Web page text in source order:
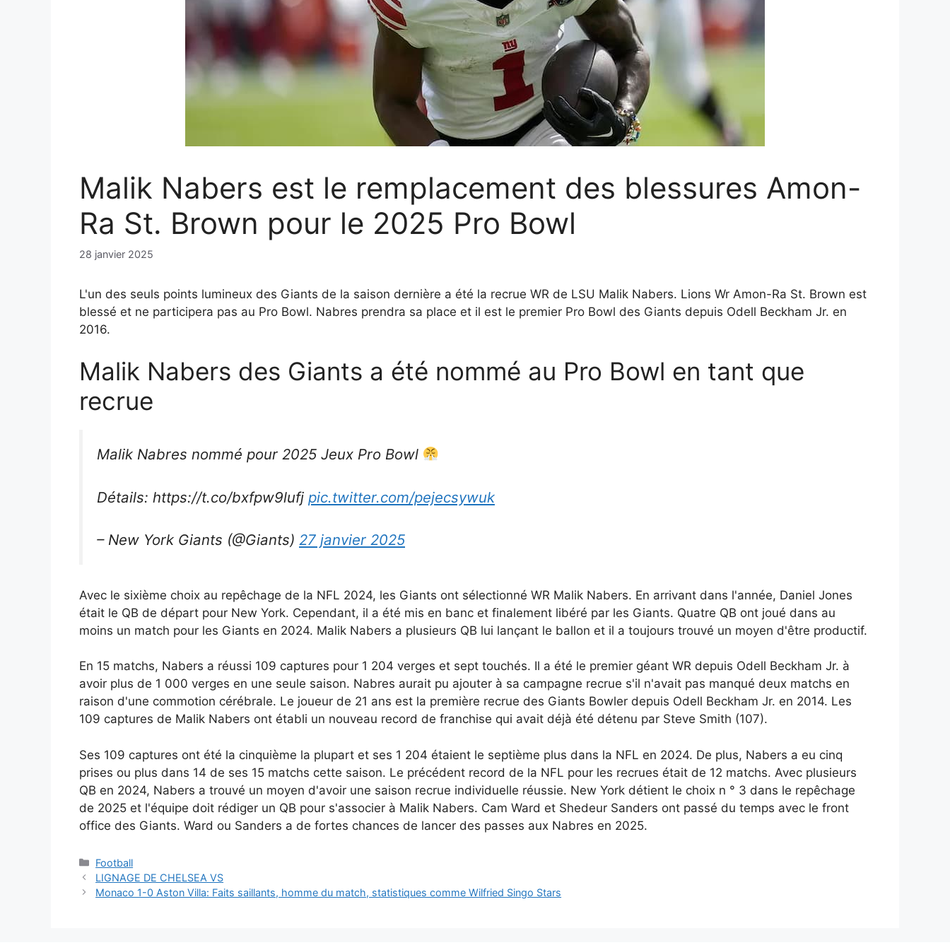
Malik Nabers est le remplacement des blessures Amon-
Ra St. Brown pour le 2025 Pro Bowl
28 janvier 2025
L'un des seuls points lumineux des Giants de la saison dernière a été la recrue WR de LSU Malik Nabers. Lions Wr Amon-Ra St. Brown est
blessé et ne participera pas au Pro Bowl. Nabres prendra sa place et il est le premier Pro Bowl des Giants depuis Odell Beckham Jr. en
2016.
Malik Nabers des Giants a été nommé au Pro Bowl en tant que
recrue
Malik Nabres nommé pour 2025 Jeux Pro Bowl
Détails: https://t.co/bxfpw9lufj pic.twitter.com/pejecsywuk
– New York Giants (@Giants) 27 janvier 2025
Avec le sixième choix au repêchage de la NFL 2024, les Giants ont sélectionné WR Malik Nabers. En arrivant dans l'année, Daniel Jones
était le QB de départ pour New York. Cependant, il a été mis en banc et finalement libéré par les Giants. Quatre QB ont joué dans au
moins un match pour les Giants en 2024. Malik Nabers a plusieurs QB lui lançant le ballon et il a toujours trouvé un moyen d'être productif.
En 15 matchs, Nabers a réussi 109 captures pour 1 204 verges et sept touchés. Il a été le premier géant WR depuis Odell Beckham Jr. à
avoir plus de 1 000 verges en une seule saison. Nabres aurait pu ajouter à sa campagne recrue s'il n'avait pas manqué deux matchs en
raison d'une commotion cérébrale. Le joueur de 21 ans est la première recrue des Giants Bowler depuis Odell Beckham Jr. en 2014. Les
109 captures de Malik Nabers ont établi un nouveau record de franchise qui avait déjà été détenu par Steve Smith (107).
Ses 109 captures ont été la cinquième la plupart et ses 1 204 étaient le septième plus dans la NFL en 2024. De plus, Nabers a eu cinq
prises ou plus dans 14 de ses 15 matchs cette saison. Le précédent record de la NFL pour les recrues était de 12 matchs. Avec plusieurs
QB en 2024, Nabers a trouvé un moyen d'avoir une saison recrue individuelle réussie. New York détient le choix n ° 3 dans le repêchage
de 2025 et l'équipe doit rédiger un QB pour s'associer à Malik Nabers. Cam Ward et Shedeur Sanders ont passé du temps avec le front
office des Giants. Ward ou Sanders a de fortes chances de lancer des passes aux Nabres en 2025.
Catégories
Football
LIGNAGE DE CHELSEA VS
Monaco 1-0 Aston Villa: Faits saillants, homme du match, statistiques comme Wilfried Singo Stars